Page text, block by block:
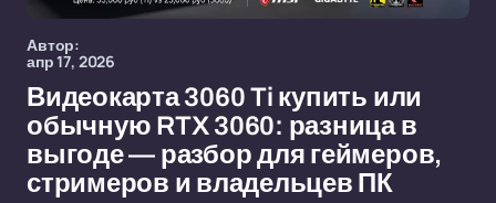
Автор:
апр 17, 2026
Видеокарта 3060 Ti купить или
обычную RTX 3060: разница в
выгоде — разбор для геймеров,
стримеров и владельцев ПК